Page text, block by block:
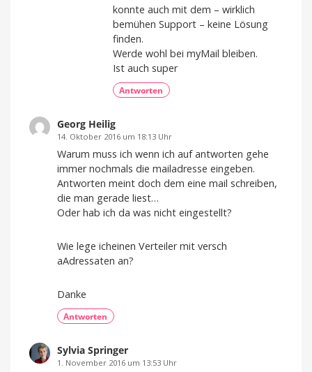
konnte auch mit dem – wirklich
bemühen Support – keine Lösung
finden.
Werde wohl bei myMail bleiben.
Ist auch super
Antworten
Georg Heilig
14. Oktober 2016 um 18:13 Uhr
Warum muss ich wenn ich auf antworten gehe
immer nochmals die mailadresse eingeben.
Antworten meint doch dem eine mail schreiben,
die man gerade liest…
Oder hab ich da was nicht eingestellt?
Wie lege icheinen Verteiler mit versch
aAdressaten an?
Danke
Antworten
Sylvia Springer
1. November 2016 um 13:53 Uhr